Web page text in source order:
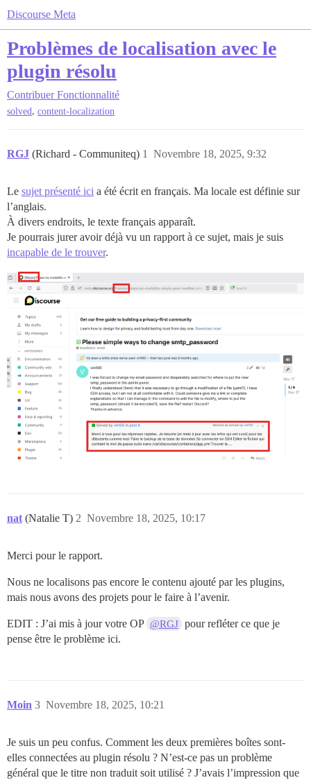
Discourse Meta
Problèmes de localisation avec le
plugin résolu
Contribuer Fonctionnalité
solved, content-localization
RGJ (Richard - Communiteq) Novembre 18, 2025, 9:32
1
Le sujet présenté ici a été écrit en français. Ma locale est définie sur
l’anglais.
À divers endroits, le texte français apparaît.
Je pourrais jurer avoir déjà vu un rapport à ce sujet, mais je suis
incapable de le trouver.
nat (Natalie T) Novembre 18, 2025, 10:17
2
Merci pour le rapport.
Nous ne localisons pas encore le contenu ajouté par les plugins,
mais nous avons des projets pour le faire à l’avenir.
EDIT : J’ai mis à jour votre OP @RGJ pour refléter ce que je
pense être le problème ici.
Moin Novembre 18, 2025, 10:21
3
Je suis un peu confus. Comment les deux premières boîtes sont-
elles connectées au plugin résolu ? N’est-ce pas un problème
général que le titre non traduit soit utilisé ? J’avais l’impression que